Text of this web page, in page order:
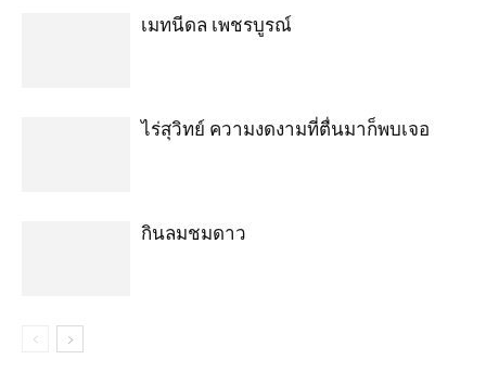
เมทนีดล เพชรบูรณ์
ไร่สุวิทย์ ความงดงามที่ตื่นมาก็พบเจอ
กินลมชมดาว